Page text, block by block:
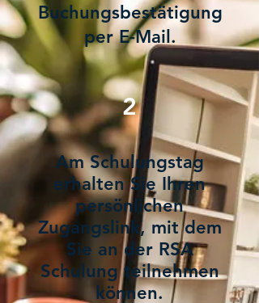
Buchungsbestätigung
per E-Mail.
2
Am Schulungstag
erhalten Sie Ihren
persönlichen
Zugangslink, mit dem
Sie an der RSA
Schulung teilnehmen
können.